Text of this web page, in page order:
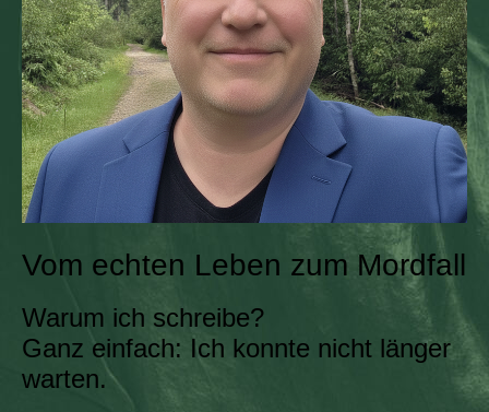
Vom echten Leben zum Mordfall
Warum ich schreibe?
Ganz einfach: Ich konnte nicht länger
warten.